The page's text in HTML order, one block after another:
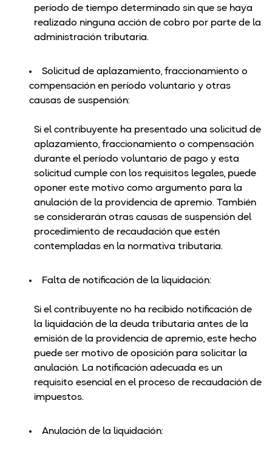
período de tiempo determinado sin que se haya
realizado ninguna acción de cobro por parte de la
administración tributaria.
Solicitud de aplazamiento, fraccionamiento o
compensación en período voluntario y otras
causas de suspensión:
Si el contribuyente ha presentado una solicitud de
aplazamiento, fraccionamiento o compensación
durante el período voluntario de pago y esta
solicitud cumple con los requisitos legales, puede
oponer este motivo como argumento para la
anulación de la providencia de apremio. También
se considerarán otras causas de suspensión del
procedimiento de recaudación que estén
contempladas en la normativa tributaria.
Falta de notificación de la liquidación:
Si el contribuyente no ha recibido notificación de
la liquidación de la deuda tributaria antes de la
emisión de la providencia de apremio, este hecho
puede ser motivo de oposición para solicitar la
anulación. La notificación adecuada es un
requisito esencial en el proceso de recaudación de
impuestos.
Anulación de la liquidación: